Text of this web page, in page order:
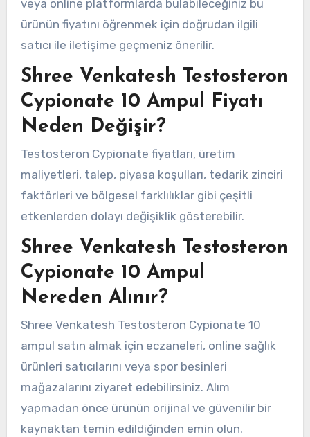
veya online platformlarda bulabileceğiniz bu
ürünün fiyatını öğrenmek için doğrudan ilgili
satıcı ile iletişime geçmeniz önerilir.
Shree Venkatesh Testosteron
Cypionate 10 Ampul Fiyatı
Neden Değişir?
Testosteron Cypionate fiyatları, üretim
maliyetleri, talep, piyasa koşulları, tedarik zinciri
faktörleri ve bölgesel farklılıklar gibi çeşitli
etkenlerden dolayı değişiklik gösterebilir.
Shree Venkatesh Testosteron
Cypionate 10 Ampul
Nereden Alınır?
Shree Venkatesh Testosteron Cypionate 10
ampul satın almak için eczaneleri, online sağlık
ürünleri satıcılarını veya spor besinleri
mağazalarını ziyaret edebilirsiniz. Alım
yapmadan önce ürünün orijinal ve güvenilir bir
kaynaktan temin edildiğinden emin olun.